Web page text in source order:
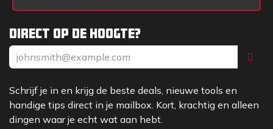
Kwaliteit-Grondplaat van gegoten bolgrafiet
De grondplaat bestaat uit een zeer robuuste,
houdbaar materiaal en bereikt daarmee een lange
levensduur.
draagt bij aan een perfecte oppervlakkwaliteit bij de
asfaltverdichting.
Direct op de hoogte?
Schrijf je in en krijg de beste deals, nieuwe tools en
handige tips direct in je mailbox. Kort, krachtig en alleen
dingen waar je echt wat aan hebt.